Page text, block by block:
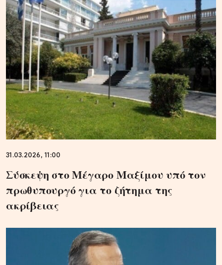
31.03.2026, 11:00
Σύσκεψη στο Μέγαρο Μαξίμου υπό τον
πρωθυπουργό για το ζήτημα της
ακρίβειας